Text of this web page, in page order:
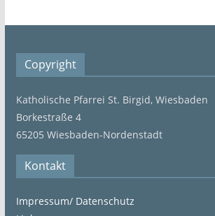
Copyright
Katholische Pfarrei St. Birgid, Wiesbaden
Borkestraße 4
65205 Wiesbaden-Nordenstadt
Kontakt
Impressum/ Datenschutz